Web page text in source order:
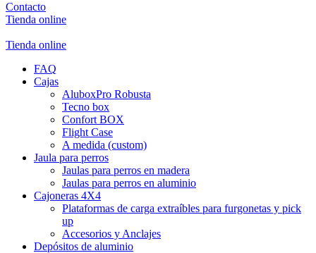
Contacto
Tienda online
Tienda online
FAQ
Cajas
AluboxPro Robusta
Tecno box
Confort BOX
Flight Case
A medida (custom)
Jaula para perros
Jaulas para perros en madera
Jaulas para perros en aluminio
Cajoneras 4X4
Plataformas de carga extraíbles para furgonetas y pick
up
Accesorios y Anclajes
Depósitos de aluminio